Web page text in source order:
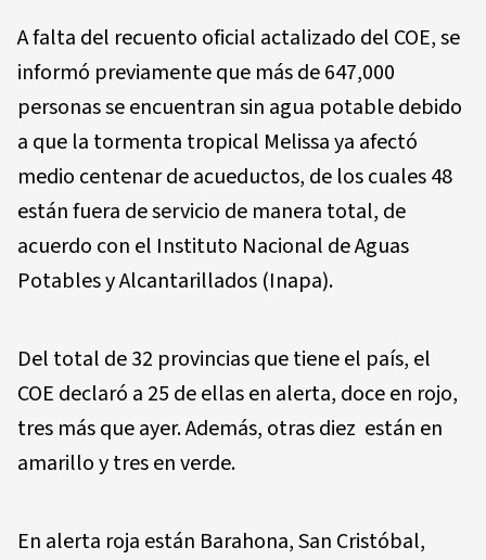
A falta del recuento oficial actalizado del COE, se
informó previamente que más de 647,000
personas se encuentran sin agua potable debido
a que la tormenta tropical Melissa ya afectó
medio centenar de acueductos, de los cuales 48
están fuera de servicio de manera total, de
acuerdo con el Instituto Nacional de Aguas
Potables y Alcantarillados (Inapa).
Del total de 32 provincias que tiene el país, el
COE declaró a 25 de ellas en alerta, doce en rojo,
tres más que ayer. Además, otras diez están en
amarillo y tres en verde.
En alerta roja están Barahona, San Cristóbal,